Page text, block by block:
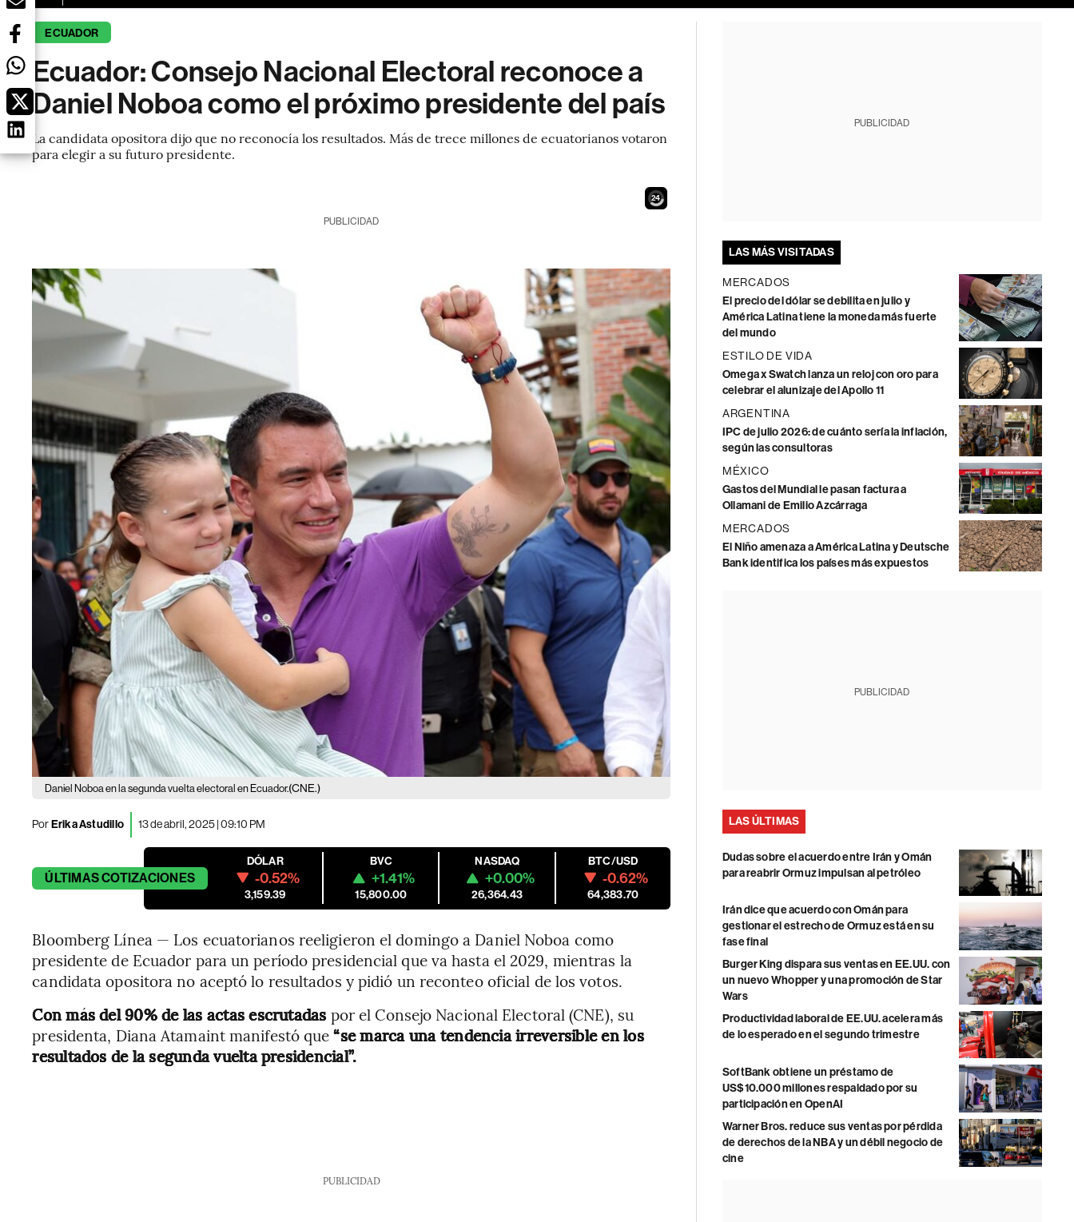
ECUADOR
Ecuador: Consejo Nacional Electoral reconoce a
Daniel Noboa como el próximo presidente del país
La candidata opositora dijo que no reconocía los resultados. Más de trece millones de ecuatorianos votaron
para elegir a su futuro presidente.
23
PUBLICIDAD
Daniel Noboa en la segunda vuelta electoral en Ecuador.(CNE.)
PorErika Astudillo 13 de abril, 2025 | 09:10 PM
ÚLTIMASCOTIZACIONES
DÓLAR
-0.52%
3,159.39
BVC
+1.41%
15,800.00
NASDAQ
+0.00%
26,364.43
BTC/USD
-0.62%
64,383.70
Bloomberg Línea — Los ecuatorianos reeligieron el domingo a Daniel Noboa como
presidente de Ecuador para un período presidencial que va hasta el 2029, mientras la
candidata opositora no aceptó lo resultados y pidió un reconteo oficial de los votos.
Con más del 90% de las actas escrutadas por el Consejo Nacional Electoral (CNE), su
presidenta, Diana Atamaint manifestó que“se marca una tendencia irreversible en los
resultados de la segunda vuelta presidencial”.
PUBLICIDAD
PUBLICIDAD
LAS MÁS VISITADAS
MERCADOS
El precio del dólar se debilita en julio y
América Latina tiene la moneda más fuerte
del mundo
ESTILO DE VIDA
Omega x Swatch lanza un reloj con oro para
celebrar el alunizaje del Apollo 11
ARGENTINA
IPC de julio 2026: de cuánto sería la inflación,
según las consultoras
MÉXICO
Gastos del Mundial le pasan factura a
Ollamani de Emilio Azcárraga
MERCADOS
El Niño amenaza a América Latina y Deutsche
Bank identifica los países más expuestos
PUBLICIDAD
LAS ÚLTIMAS
Dudas sobre el acuerdo entre Irán y Omán
para reabrir Ormuz impulsan al petróleo
Irán dice que acuerdo con Omán para
gestionar el estrecho de Ormuz está en su
fase final
Burger King dispara sus ventas en EE.UU. con
un nuevo Whopper y una promoción de Star
Wars
Productividad laboral de EE.UU. acelera más
de lo esperado en el segundo trimestre
SoftBank obtiene un préstamo de
US$10.000 millones respaldado por su
participación en OpenAI
Warner Bros. reduce sus ventas por pérdida
de derechos de la NBA y un débil negocio de
cine